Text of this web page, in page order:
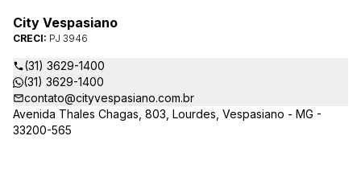
City Vespasiano
CRECI: PJ 3946
(31) 3629-1400
(31) 3629-1400
contato@cityvespasiano.com.br
Avenida Thales Chagas, 803, Lourdes, Vespasiano - MG -
33200-565